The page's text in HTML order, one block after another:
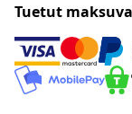
Tuetut